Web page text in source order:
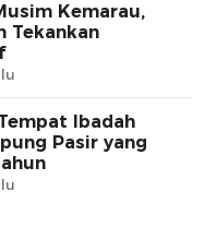
Kemarau,
Tekankan
Ibadah
Pasir yang